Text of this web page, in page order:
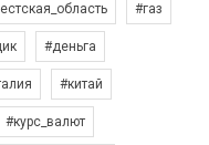
#газ
#деньга
#китай
#курс_валют